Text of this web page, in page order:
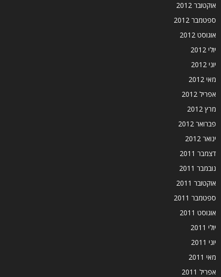
אוקטובר 2012
ספטמבר 2012
אוגוסט 2012
יולי 2012
יוני 2012
מאי 2012
אפריל 2012
מרץ 2012
פברואר 2012
ינואר 2012
דצמבר 2011
נובמבר 2011
אוקטובר 2011
ספטמבר 2011
אוגוסט 2011
יולי 2011
יוני 2011
מאי 2011
אפריל 2011